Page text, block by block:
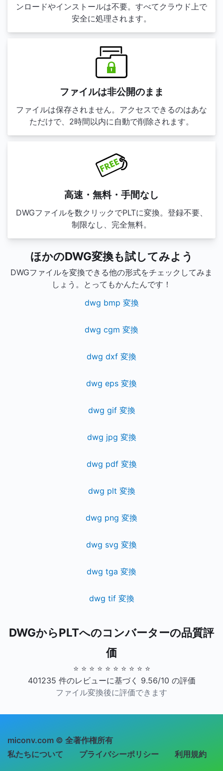
ンロードやインストールは不要。すべてクラウド上で
安全に処理されます。
ファイルは非公開のまま
ファイルは保存されません。アクセスできるのはあな
ただけで、2時間以内に自動で削除されます。
高速・無料・手間なし
DWGファイルを数クリックでPLTに変換。登録不要、
制限なし、完全無料。
ほかのDWG変換も試してみよう
DWGファイルを変換できる他の形式をチェックしてみま
しょう。とってもかんたんです！
dwg bmp 変換
dwg cgm 変換
dwg dxf 変換
dwg eps 変換
dwg gif 変換
dwg jpg 変換
dwg pdf 変換
dwg plt 変換
dwg png 変換
dwg svg 変換
dwg tga 変換
dwg tif 変換
DWGからPLTへのコンバーターの品質評
価
⭐ ⭐ ⭐ ⭐ ⭐ ⭐ ⭐ ⭐ ⭐ ⭐
401235 件のレビューに基づく 9.56/10 の評価
ファイル変換後に評価できます
miconv.com © 全著作権所有
私たちについて
プライバシーポリシー 利用規約